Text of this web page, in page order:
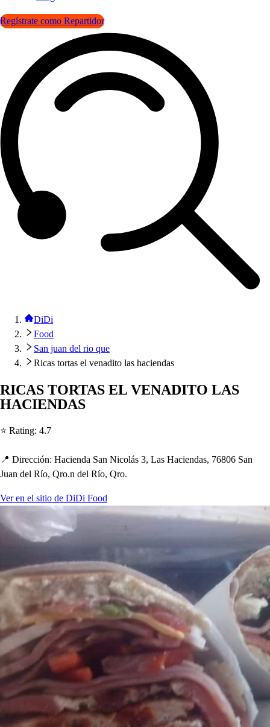
Regístrate como Repartidor
DiDi
Food
San juan del rio que
Ricas tortas el venadito las haciendas
RICAS TORTAS EL VENADITO LAS
HACIENDAS
⭐ Rating: 4.7
📍 Dirección: Hacienda San Nicolás 3, Las Haciendas, 76806 San
Juan del Río, Qro.n del Río, Qro.
Ver en el sitio de DiDi Food